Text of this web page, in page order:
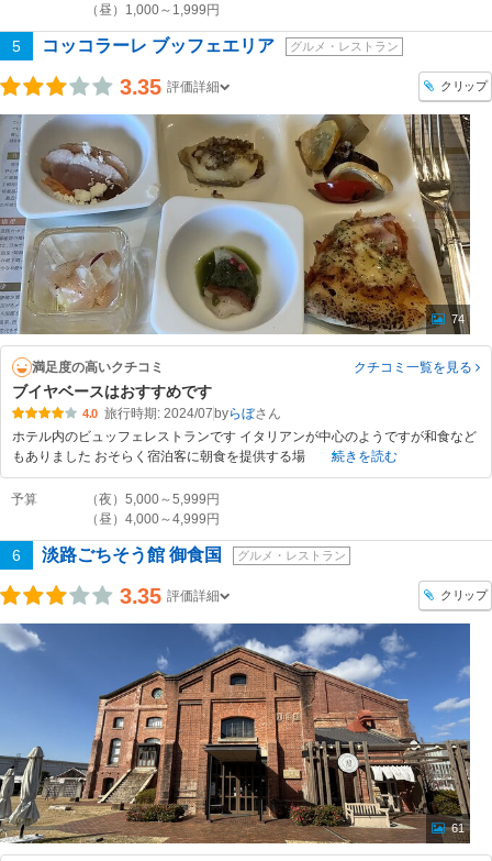
（昼）1,000～1,999円
5 コッコラーレ ブッフェエリア グルメ・レストラン
3.35 評価詳細 クリップ
74
満足度の高いクチコミ クチコミ一覧を見る
ブイヤベースはおすすめです
4.0 旅行時期: 2024/07byらぼ
ホテル内のビュッフェレストランです イタリアンが中心のようですが和食など
もありました おそらく宿泊客に朝食を提供する場
続きを読む
予算
（夜）5,000～5,999円
（昼）4,000～4,999円
6 淡路ごちそう館 御食国 グルメ・レストラン
3.35 評価詳細 クリップ
61